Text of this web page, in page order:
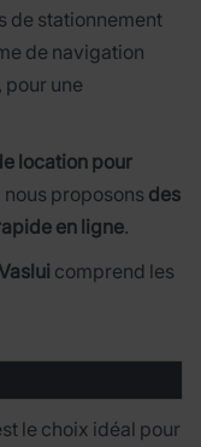
de stationnement
de navigation
pour une
location pour
, nous proposons des
en ligne.
comprend les
le choix idéal pour